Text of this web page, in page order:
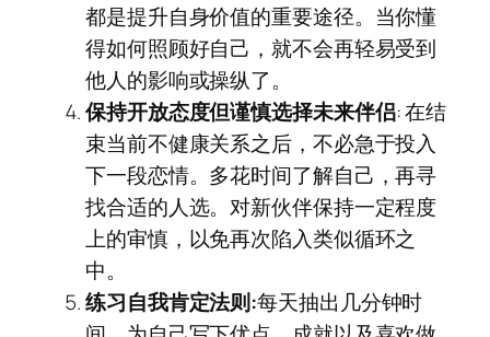
都是提升自身价值的重要途径。当你懂
得如何照顾好自己，就不会再轻易受到
他人的影响或操纵了。
保持开放态度但谨慎选择未来伴侣: 在结
束当前不健康关系之后，不必急于投入
下一段恋情。多花时间了解自己，再寻
找合适的人选。对新伙伴保持一定程度
上的审慎，以免再次陷入类似循环之
中。
练习自我肯定法则:每天抽出几分钟时